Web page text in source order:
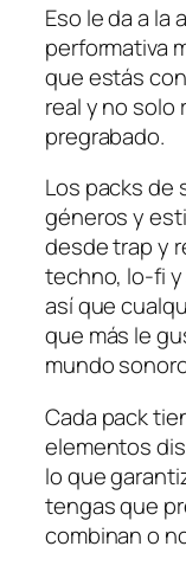
Eso le da a la
performativa
que estás
real y no solo
pregrabado.
Los packs de
géneros y
desde trap y
techno, lo-fi
así que
que más le
mundo
Cada pack
elementos
lo que
tengas que
combinan o